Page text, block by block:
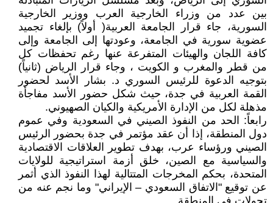
بين عدد من وزراء الخارجية العرب ووزير الخارجية
السورية، جاء قرار الجامعة العربية( أولاً) بإلغاء تجميد
عضوية سورية في الجامعة، وعودتها إلى الجامعة وإلى
كافة اللجان والهيئات المتفرعة عنها رغم تحفظات كل
من قطر والمغرب و الكويت ، وجاء قرار الرياض (ثانياً)
بتوجيه الدعوة للرئيس السوري د. بشار الأسد لحضور
القمة العربية في جدة، حيث شكل حضور الأسد مفاجأة
مذهلة لكل من الإدارة الأمريكية والكيان الصهيوني.
رابعاً: الحد من النفوذ الصيني في السعودية وفي عموم
دول المنطقة، إذا أن عقد مؤتمر في جدة بحضور الرئيس
الصيني ورؤساء عرب، بهدف تطوير العلاقات الاقتصادية
والسياسية مع الصين، خلق أزمة استراتيجية للولايات
المتحدة، بحكم المخرجات المتتالية لهذا النفوذ الذي أثمر
عن توقيع "الاتفاق السعودي – الإيراني" وما نجم عنه من